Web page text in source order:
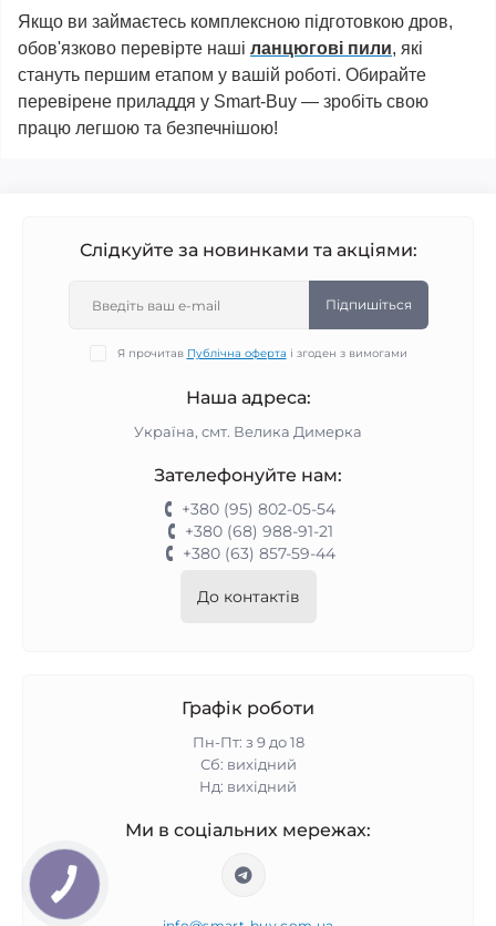
Якщо ви займаєтесь комплексною підготовкою дров,
обов'язково перевірте наші ланцюгові пили, які
стануть першим етапом у вашій роботі. Обирайте
перевірене приладдя у Smart-Buy — зробіть свою
працю легшою та безпечнішою!
Слідкуйте за новинками та акціями:
Підпишіться
Я прочитав Публічна оферта і згоден з вимогами
Наша адреса:
Україна, смт. Велика Димерка
Зателефонуйте нам:
+380 (95) 802-05-54
+380 (68) 988-91-21
+380 (63) 857-59-44
До контактів
Графік роботи
Пн-Пт: з 9 до 18
Сб: вихідний
Нд: вихідний
Ми в соціальних мережах: